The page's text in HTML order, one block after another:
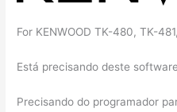
For KENWOOD TK-480, TK-
Está precisando deste
Precisando do programador